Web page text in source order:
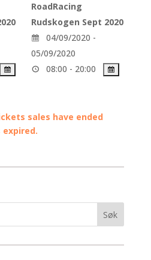
RoadRacing
Rudskogen Sept 2020
04/09/2020 -
05/09/2020
08:00 - 20:00
sales have ended